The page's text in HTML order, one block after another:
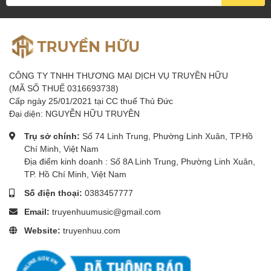
PC Live/ Power: dây cắm nguồn hoặc để livestream
MIC: có cổng micro kép gắn dây jack 3.5mm
Headset: gắn tai nghe kèm mic tích hợp sẵn
Live: kết nối điện thoại và soundcard thông qua dây
cáp 3.5mm để livestream hoặc ghi âm
Accompaniment: kết nối điện thoại thông qua dây cáp
OTG: xuất âm thanh thành âm thanh stereo
BỘ SOUND CARD K300 BAO GỒM:
01:Sound Card K300
01: Cáp nguồn USB cấp nguồn – kết nối với máy tính
01: Cáp lấy nhạc jack 3.5mm
CÔNG TY TNHH THƯƠNG MẠI DỊCH VỤ TRUYỀN HỮU
(MÃ SỐ THUẾ 0316693738)
Cấp ngày 25/01/2021 tại CC thuế Thủ Đức
Đại diện: NGUYỄN HỮU TRUYỀN
Trụ sở chính: Số 74 Linh Trung, Phường Linh Xuân, TP.Hồ
Chí Minh, Việt Nam
Địa điểm kinh doanh : Số 8A Linh Trung, Phường Linh Xuân,
TP. Hồ Chí Minh, Việt Nam
Số điện thoại: 0383457777
Email: truyenhuumusic@gmail.com
Website: truyenhuu.com